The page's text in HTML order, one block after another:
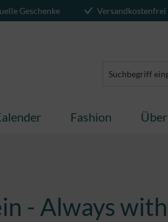
Geschenke
Fashion
- Always